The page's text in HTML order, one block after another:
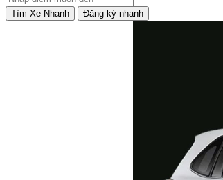
Tìm Xe Nhanh Đăng ký nhanh